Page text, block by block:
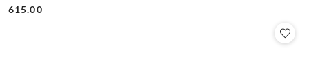
Cena:
Cena:
615.00